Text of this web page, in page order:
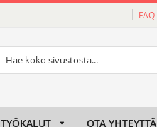
FAQ
Haku
TYÖKALUT OTA YHTEYTTÄ